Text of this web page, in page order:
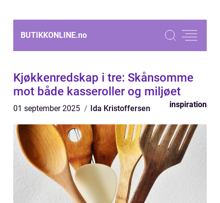
BUTIKKONLINE.no
Kjøkkenredskap i tre: Skånsomme
mot både kasseroller og miljøet
01 september 2025 Ida Kristoffersen inspiration